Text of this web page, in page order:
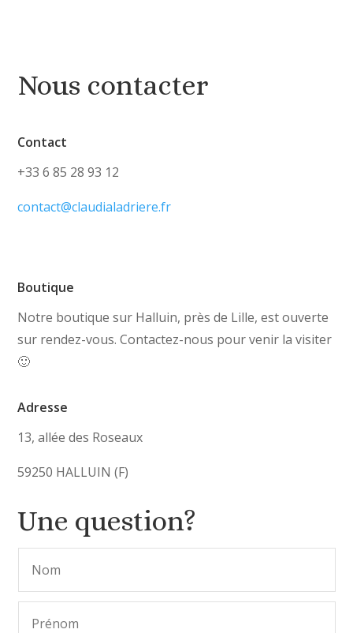
Nous contacter
Contact
+33 6 85 28 93 12
contact@claudialadriere.fr
Boutique
Notre boutique sur Halluin, près de Lille, est ouverte
sur rendez-vous. Contactez-nous pour venir la visiter
🙂
Adresse
13, allée des Roseaux
59250 HALLUIN (F)
Une question?